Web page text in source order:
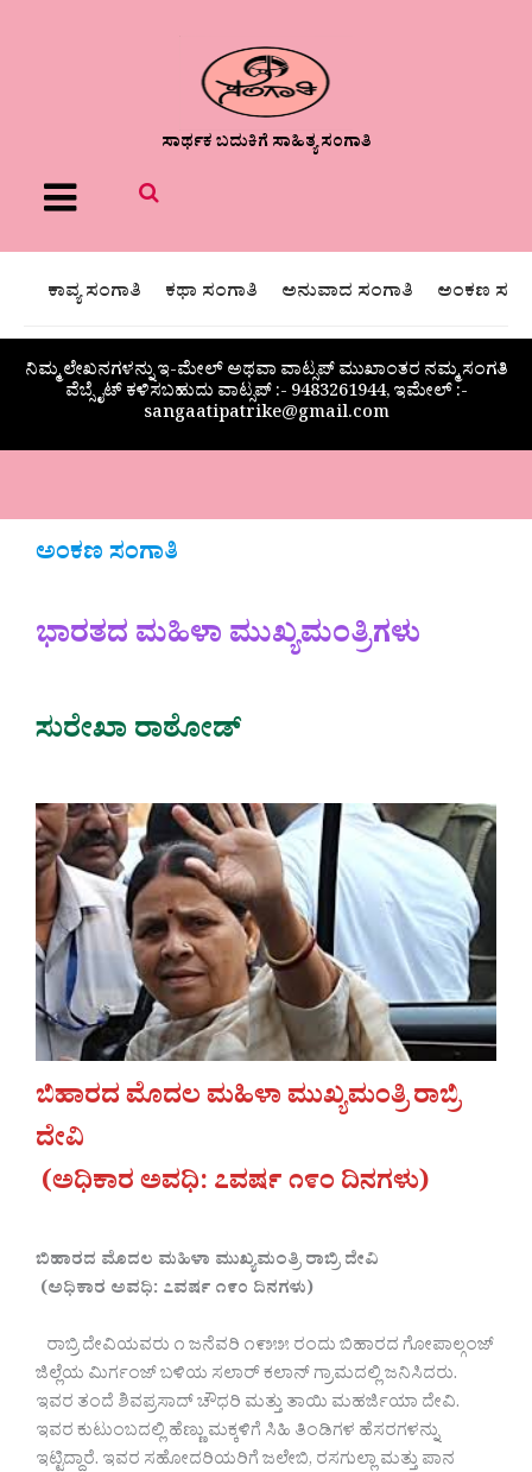
ಸಾರ್ಥಕ ಬದುಕಿಗೆ ಸಾಹಿತ್ಯ ಸಂಗಾತಿ
Menu
ಕಾವ್ಯ ಸಂಗಾತಿ ಕಥಾ ಸಂಗಾತಿ ಅನುವಾದ ಸಂಗಾತಿ ಅಂಕಣ
ನಿಮ್ಮ ಲೇಖನಗಳನ್ನು ಇ-ಮೇಲ್ ಅಥವಾ ವಾಟ್ಸಪ್ ಮುಖಾಂತರ ನಮ್ಮ ಸಂಗತಿ
ವೆಬ್ಸೈಟ್ ಕಳಿಸಬಹುದು ವಾಟ್ಸಪ್‌ :- 9483261944, ಇಮೇಲ್ :-
sangaatipatrike@gmail.com
ಅಂಕಣ ಸಂಗಾತಿ
ಭಾರತದ ಮಹಿಳಾ ಮುಖ್ಯಮಂತ್ರಿಗಳು
ಸುರೇಖಾ ರಾಠೋಡ್
ಬಿಹಾರದ ಮೊದಲ ಮಹಿಳಾ ಮುಖ್ಯಮಂತ್ರಿ ರಾಬ್ರಿ
ದೇವಿ
(ಅಧಿಕಾರ ಅವಧಿ: ೭ವರ್ಷ ೧೯೦ ದಿನಗಳು)
ಬಿಹಾರದ ಮೊದಲ ಮಹಿಳಾ ಮುಖ್ಯಮಂತ್ರಿ ರಾಬ್ರಿ ದೇವಿ
(ಅಧಿಕಾರ ಅವಧಿ: ೭ವರ್ಷ ೧೯೦ ದಿನಗಳು)
ರಾಬ್ರಿ ದೇವಿಯವರು ೧ ಜನೆವರಿ ೧೯೫೫ ರಂದು ಬಿಹಾರದ ಗೋಪಾಲ್ಗಂಜ್
ಜಿಲ್ಲೆಯ ಮಿರ್ಗಂಜ್ ಬಳಿಯ ಸಲಾರ್ ಕಲಾನ್ ಗ್ರಾಮದಲ್ಲಿ ಜನಿಸಿದರು.
ಇವರ ತಂದೆ ಶಿವಪ್ರಸಾದ್ ಚೌಧರಿ ಮತ್ತು ತಾಯಿ ಮಹರ್ಜಿಯಾ ದೇವಿ.
ಇವರ ಕುಟುಂಬದಲ್ಲಿ ಹೆಣ್ಣು ಮಕ್ಕಳಿಗೆ ಸಿಹಿ ತಿಂಡಿಗಳ ಹೆಸರಗಳನ್ನು
ಇಟ್ಟಿದ್ದಾರೆ. ಇವರ ಸಹೋದರಿಯರಿಗೆ ಜಲೇಬಿ, ರಸಗುಲ್ಲಾ ಮತ್ತು ಪಾನ